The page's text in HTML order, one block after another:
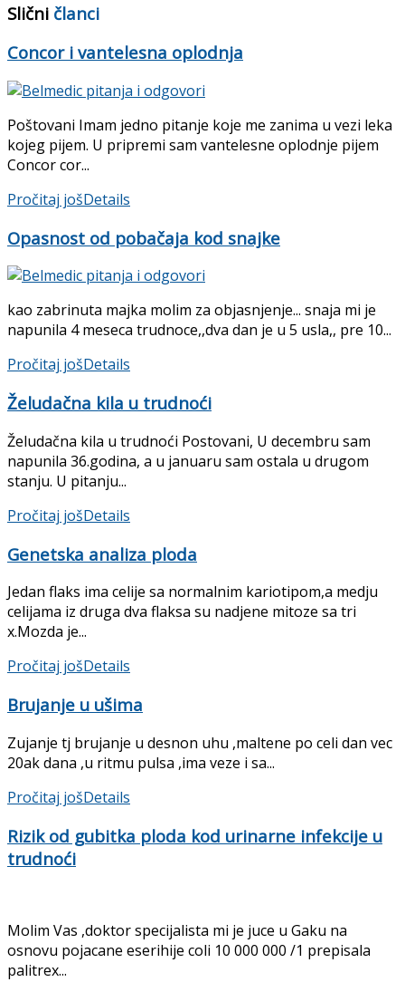
Slični članci
Concor i vantelesna oplodnja
Poštovani Imam jedno pitanje koje me zanima u vezi leka
kojeg pijem. U pripremi sam vantelesne oplodnje pijem
Concor cor...
Pročitaj jošDetails
Opasnost od pobačaja kod snajke
kao zabrinuta majka molim za objasnjenje... snaja mi je
napunila 4 meseca trudnoce,,dva dan je u 5 usla,, pre 10...
Pročitaj jošDetails
Želudačna kila u trudnoći
Želudačna kila u trudnoći Postovani, U decembru sam
napunila 36.godina, a u januaru sam ostala u drugom
stanju. U pitanju...
Pročitaj jošDetails
Genetska analiza ploda
Jedan flaks ima celije sa normalnim kariotipom,a medju
celijama iz druga dva flaksa su nadjene mitoze sa tri
x.Mozda je...
Pročitaj jošDetails
Brujanje u ušima
Zujanje tj brujanje u desnon uhu ,maltene po celi dan vec
20ak dana ,u ritmu pulsa ,ima veze i sa...
Pročitaj jošDetails
Rizik od gubitka ploda kod urinarne infekcije u
trudnoći
Molim Vas ,doktor specijalista mi je juce u Gaku na
osnovu pojacane eserihije coli 10 000 000 /1 prepisala
palitrex...